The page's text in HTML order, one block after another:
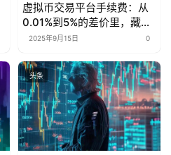
虚拟币交易平台手续费：从
0.01%到5%的差价里，藏着
多少被忽略的省钱密码？
2025年9月15日 0
头条